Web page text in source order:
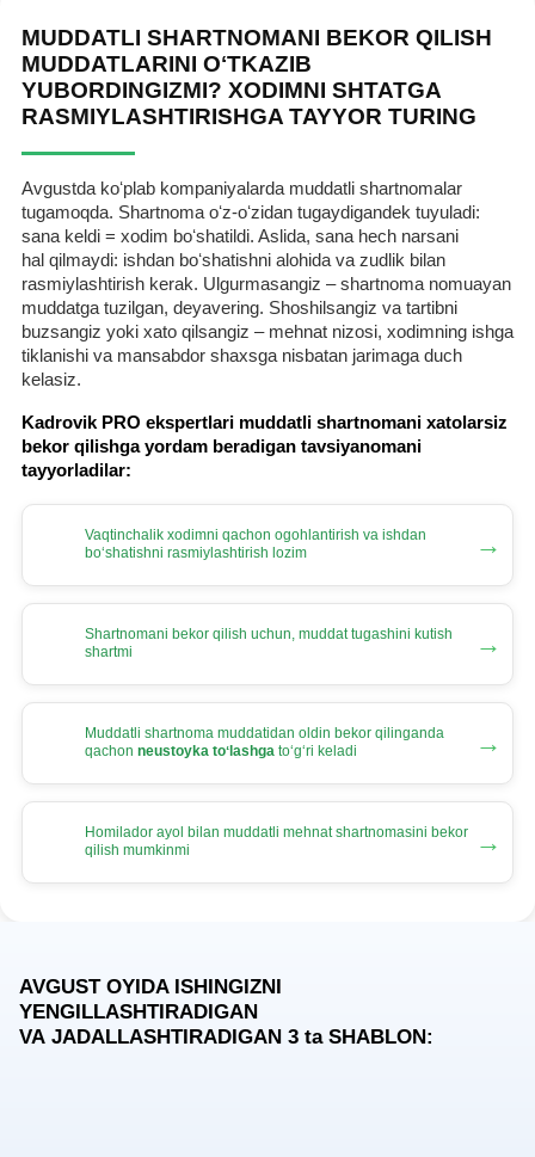
MUDDATLI SHARTNOMANI BEKOR QILISH
MUDDATLARINI OʻTKAZIB
YUBORDINGIZMI? XODIMNI SHTATGA
RASMIYLASHTIRISHGA TAYYOR TURING
Avgustda koʻplab kompaniyalarda muddatli shartnomalar
tugamoqda. Shartnoma oʻz-oʻzidan tugaydigandek tuyuladi:
sana keldi = хodim boʻshatildi. Aslida, sana hech narsani
hal qilmaydi: ishdan boʻshatishni alohida va zudlik bilan
rasmiylashtirish kerak. Ulgurmasangiz – shartnoma nomuayan
muddatga tuzilgan, deyavering. Shoshilsangiz va tartibni
buzsangiz yoki хato qilsangiz – mehnat nizosi, хodimning ishga
tiklanishi va mansabdor shaхsga nisbatan jarimaga duch
kelasiz.
Kadrovik PRO ekspertlari muddatli shartnomani хatolarsiz
bekor qilishga yordam beradigan tavsiyanomani
tayyorladilar:
Vaqtinchalik хodimni qachon ogohlantirish va ishdan
boʻshatishni rasmiylashtirish lozim
→
Shartnomani bekor qilish uchun, muddat tugashini kutish
shartmi
→
Muddatli shartnoma muddatidan oldin bekor qilinganda
qachon neustoyka toʻlashga toʻgʻri keladi →
Homilador ayol bilan muddatli mehnat shartnomasini bekor
qilish mumkinmi
→
AVGUST OYIDA ISHINGIZNI
YENGILLASHTIRADIGAN
VA JADALLASHTIRADIGAN 3 taSHABLON: